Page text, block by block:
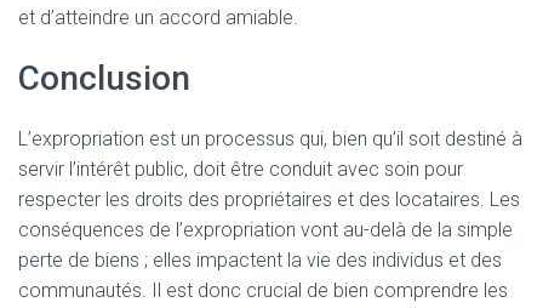
et d’atteindre un accord amiable.
Conclusion
L’expropriation est un processus qui, bien qu’il soit destiné à
servir l’intérêt public, doit être conduit avec soin pour
respecter les droits des propriétaires et des locataires. Les
conséquences de l’expropriation vont au-delà de la simple
perte de biens ; elles impactent la vie des individus et des
communautés. Il est donc crucial de bien comprendre les